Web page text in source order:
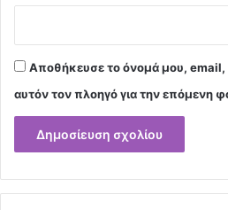
Αποθήκευσε το όνομά μου, email,
αυτόν τον πλοηγό για την επόμενη